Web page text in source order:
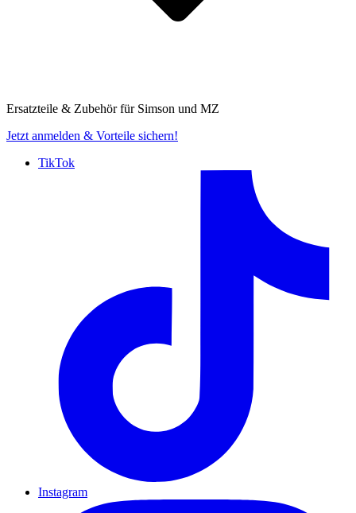
Ersatzteile & Zubehör für Simson und MZ
Jetzt anmelden & Vorteile sichern!
TikTok
Instagram